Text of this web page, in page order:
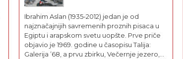
Ibrahim Aslan (1935-2012) jedan je od
najznačajnijih savremenih proznih pisaca u
Egiptu i arapskom svetu uopšte. Prve priče
objavio je 1969. godine u časopisu Talija:
Galerija ’68, a prvu zbirku, Večernje jezero,